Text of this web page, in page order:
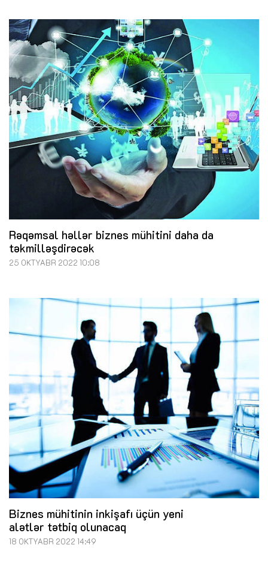
Rəqəmsal həllər biznes mühitini daha da
təkmilləşdirəcək
25 OKTYABR 2022 10:08
Biznes mühitinin inkişafı üçün yeni
alətlər tətbiq olunacaq
18 OKTYABR 2022 14:49